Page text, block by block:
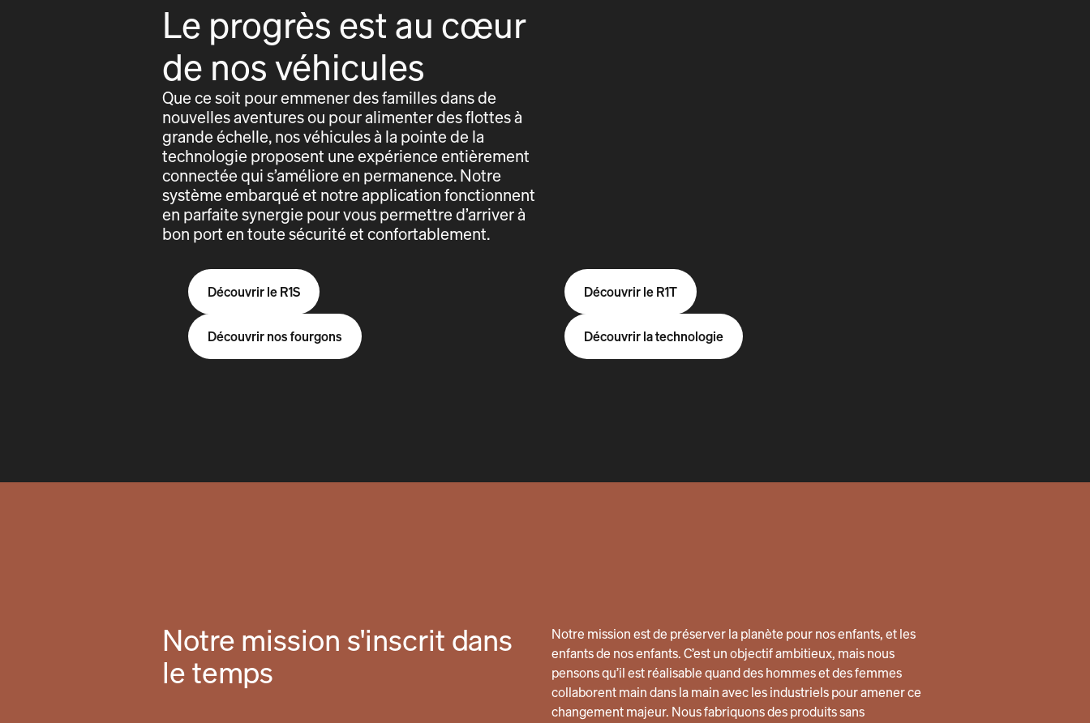
Le progrès est au cœur
de nos véhicules
Que ce soit pour emmener des familles dans de
nouvelles aventures ou pour alimenter des flottes à
grande échelle, nos véhicules à la pointe de la
technologie proposent une expérience entièrement
connectée qui s’améliore en permanence. Notre
système embarqué et notre application fonctionnent
en parfaite synergie pour vous permettre d’arriver à
bon port en toute sécurité et confortablement.
Découvrir le R1S Découvrir le R1T
Découvrir nos fourgons Découvrir la technologie
Notre mission s'inscrit dans
le temps
Notre mission est de préserver la planète pour nos enfants, et les
enfants de nos enfants. C’est un objectif ambitieux, mais nous
pensons qu’il est réalisable quand des hommes et des femmes
collaborent main dans la main avec les industriels pour amener ce
changement majeur. Nous fabriquons des produits sans